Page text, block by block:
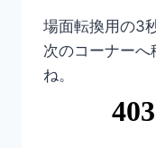
場面転換用の3
次のコーナー
ね。